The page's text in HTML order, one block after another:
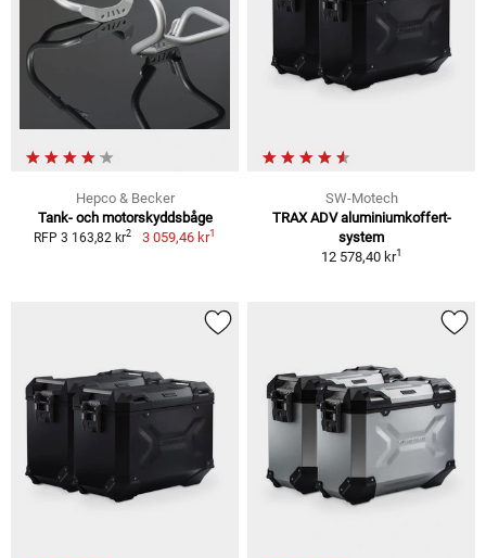
Hepco & Becker
Tank- och motorskyddsbåge
RFP 3 163,82 kr2 3 059,46 kr1
SW-Motech
TRAX ADV aluminiumkoffert-
system
12 578,40 kr1